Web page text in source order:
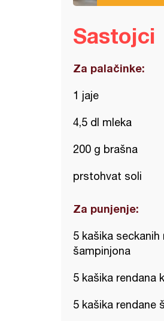
Sastojci
Za palačinke:
1 jaje
4,5 dl mleka
200 g brašna
prstohvat soli
Za punjenje:
5 kašika seckanih
šampinjona
5 kašika rendana
5 kašika rendane